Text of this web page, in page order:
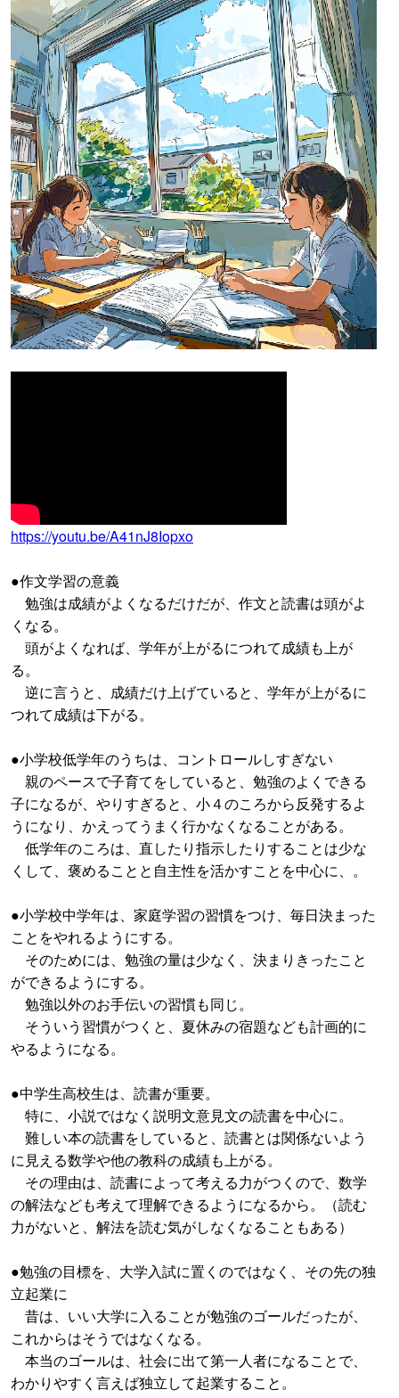
https://youtu.be/A41nJ8Iopxo
●作文学習の意義
勉強は成績がよくなるだけだが、作文と読書は頭がよ
くなる。
頭がよくなれば、学年が上がるにつれて成績も上が
る。
逆に言うと、成績だけ上げていると、学年が上がるに
つれて成績は下がる。
●小学校低学年のうちは、コントロールしすぎない
親のペースで子育てをしていると、勉強のよくできる
子になるが、やりすぎると、小４のころから反発するよ
うになり、かえってうまく行かなくなることがある。
低学年のころは、直したり指示したりすることは少な
くして、褒めることと自主性を活かすことを中心に、。
●小学校中学年は、家庭学習の習慣をつけ、毎日決まった
ことをやれるようにする。
そのためには、勉強の量は少なく、決まりきったこと
ができるようにする。
勉強以外のお手伝いの習慣も同じ。
そういう習慣がつくと、夏休みの宿題なども計画的に
やるようになる。
●中学生高校生は、読書が重要。
特に、小説ではなく説明文意見文の読書を中心に。
難しい本の読書をしていると、読書とは関係ないよう
に見える数学や他の教科の成績も上がる。
その理由は、読書によって考える力がつくので、数学
の解法なども考えて理解できるようになるから。（読む
力がないと、解法を読む気がしなくなることもある）
●勉強の目標を、大学入試に置くのではなく、その先の独
立起業に
昔は、いい大学に入ることが勉強のゴールだったが、
これからはそうではなくなる。
本当のゴールは、社会に出て第一人者になることで、
わかりやすく言えば独立して起業すること。